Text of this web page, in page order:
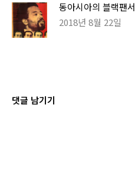
동아시아의 블랙팬서
2018년 8월 22일
댓글 남기기